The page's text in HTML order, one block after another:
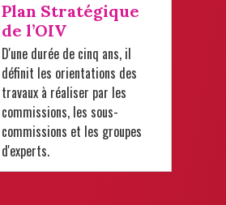
Plan Stratégique
de l’OIV
D'une durée de cinq ans, il
définit les orientations des
travaux à réaliser par les
commissions, les sous-
commissions et les groupes
d'experts.